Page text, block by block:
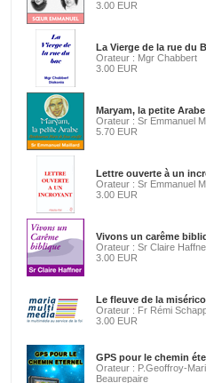
3.00 EUR
La Vierge de la rue du
Orateur : Mgr Chabbert
3.00 EUR
Maryam, la petite
Orateur : Sr Emmanuel
5.70 EUR
Lettre ouverte à un
Orateur : Sr Emmanuel
3.00 EUR
Vivons un carême
Orateur : Sr Claire
3.00 EUR
Le fleuve de la
Orateur : Fr Rémi
3.00 EUR
GPS pour le chemin
Orateur : P.Geoffroy-
Beaurepaire